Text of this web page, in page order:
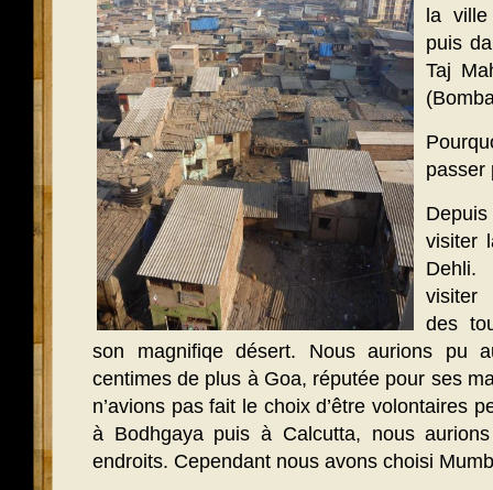
la
puis
Taj
passer
visiter
Dehli.
visiter
des
son magnifiqe désert. Nous aurions pu
centimes de plus à Goa, réputée pour ses
n’avions pas fait le choix d’être volontaires
à Bodhgaya puis à Calcutta, nous
endroits. Cependant nous avons choisi